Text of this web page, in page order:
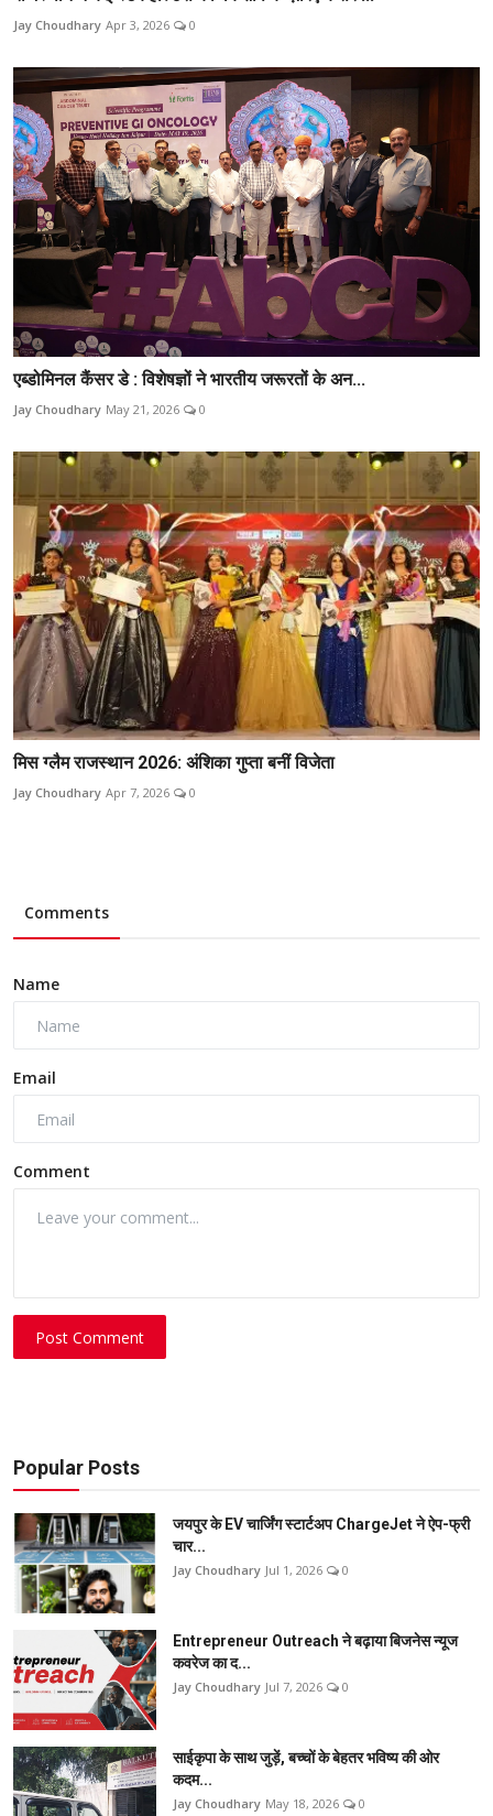
Jay Choudhary Apr 3, 2026 0
एब्डोमिनल कैंसर डे : विशेषज्ञों ने भारतीय जरूरतों के अन...
Jay Choudhary May 21, 2026 0
मिस ग्लैम राजस्थान 2026: अंशिका गुप्ता बनीं विजेता
Jay Choudhary Apr 7, 2026 0
Comments
Name
Email
Comment
Post Comment
Popular Posts
जयपुर के EV चार्जिंग स्टार्टअप ChargeJet ने ऐप-फ्री
चार...
Jay Choudhary Jul 1, 2026 0
Entrepreneur Outreach ने बढ़ाया बिजनेस न्यूज
कवरेज का द...
Jay Choudhary Jul 7, 2026 0
साईकृपा के साथ जुड़ें, बच्चों के बेहतर भविष्य की ओर
कदम...
Jay Choudhary May 18, 2026 0